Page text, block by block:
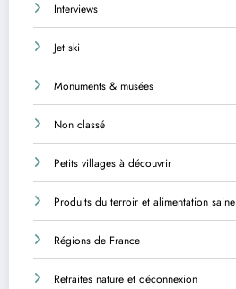
Interviews
Jet ski
Monuments & musées
Non classé
Petits villages à découvrir
Produits du terroir et alimentation saine
Régions de France
Retraites nature et déconnexion